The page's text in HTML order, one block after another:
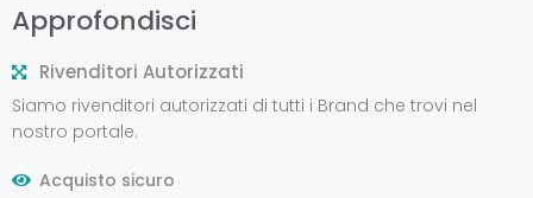
Approfondisci
Rivenditori Autorizzati
Siamo rivenditori autorizzati di tutti i Brand che trovi nel
nostro portale.
Acquisto sicuro